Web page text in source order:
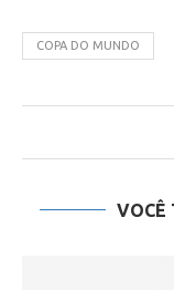
COPA DO MUNDO
VOCÊ